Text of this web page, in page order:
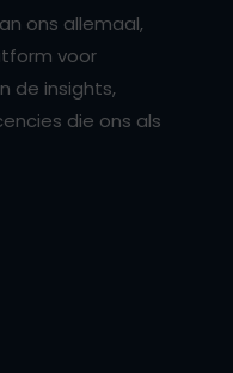
ons allemaal,
voor
de insights,
die ons als